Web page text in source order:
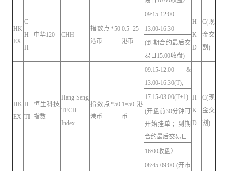
HK
EX
C
H
H
中华120 CHH
指数点*50
港币
0.5=25
港币
09:15-12:00
H
K
D
C(现
金交
割)
13:00-16:30
(到期合约最后交
易日15:00收盘)
HK
EX
H
TI
恒生科技
指数
Hang Seng
TECH
Index
指数点*50
港币
1=50港
币
09:15-12:00 &
13:00-16:30(T);
H
K
D
C(现
金交
割)
17:15-03:00(T+1)
(开盘前30分钟可
开始挂单；到期
合约最后交易日
16:00收盘）
08:45-09:00 (开市